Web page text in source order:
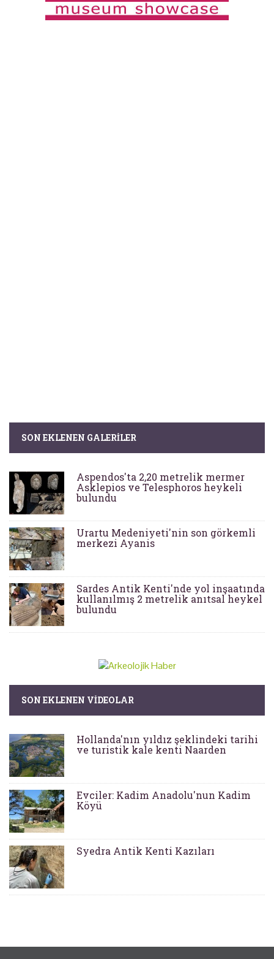
SON EKLENEN GALERILER
Aspendos'ta 2,20 metrelik mermer
Asklepios ve Telesphoros heykeli
bulundu
Urartu Medeniyeti'nin son görkemli
merkezi Ayanis
Sardes Antik Kenti'nde yol inşaatında
kullanılmış 2 metrelik anıtsal heykel
bulundu
SON EKLENEN VIDEOLAR
Hollanda'nın yıldız şeklindeki tarihi
ve turistik kale kenti Naarden
Evciler: Kadim Anadolu'nun Kadim
Köyü
Syedra Antik Kenti Kazıları